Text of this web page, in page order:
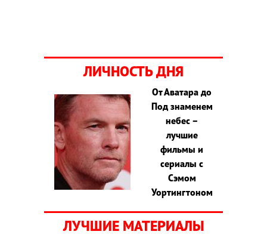
ЛИЧНОСТЬ ДНЯ
От Аватара до
Под знаменем
небес –
лучшие
фильмы и
сериалы с
Сэмом
Уортингтоном
ЛУЧШИЕ МАТЕРИАЛЫ